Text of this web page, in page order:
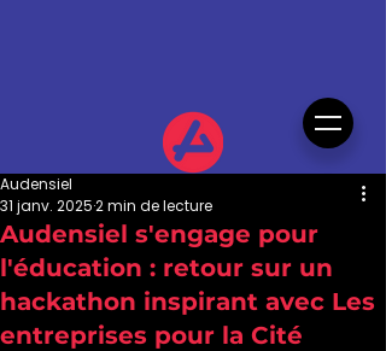
Audensiel s'engage pour
l'éducation : retour sur un
hackathon inspirant avec Les
entreprises pour la Cité
Audensiel
31 janv. 20252 min de lecture